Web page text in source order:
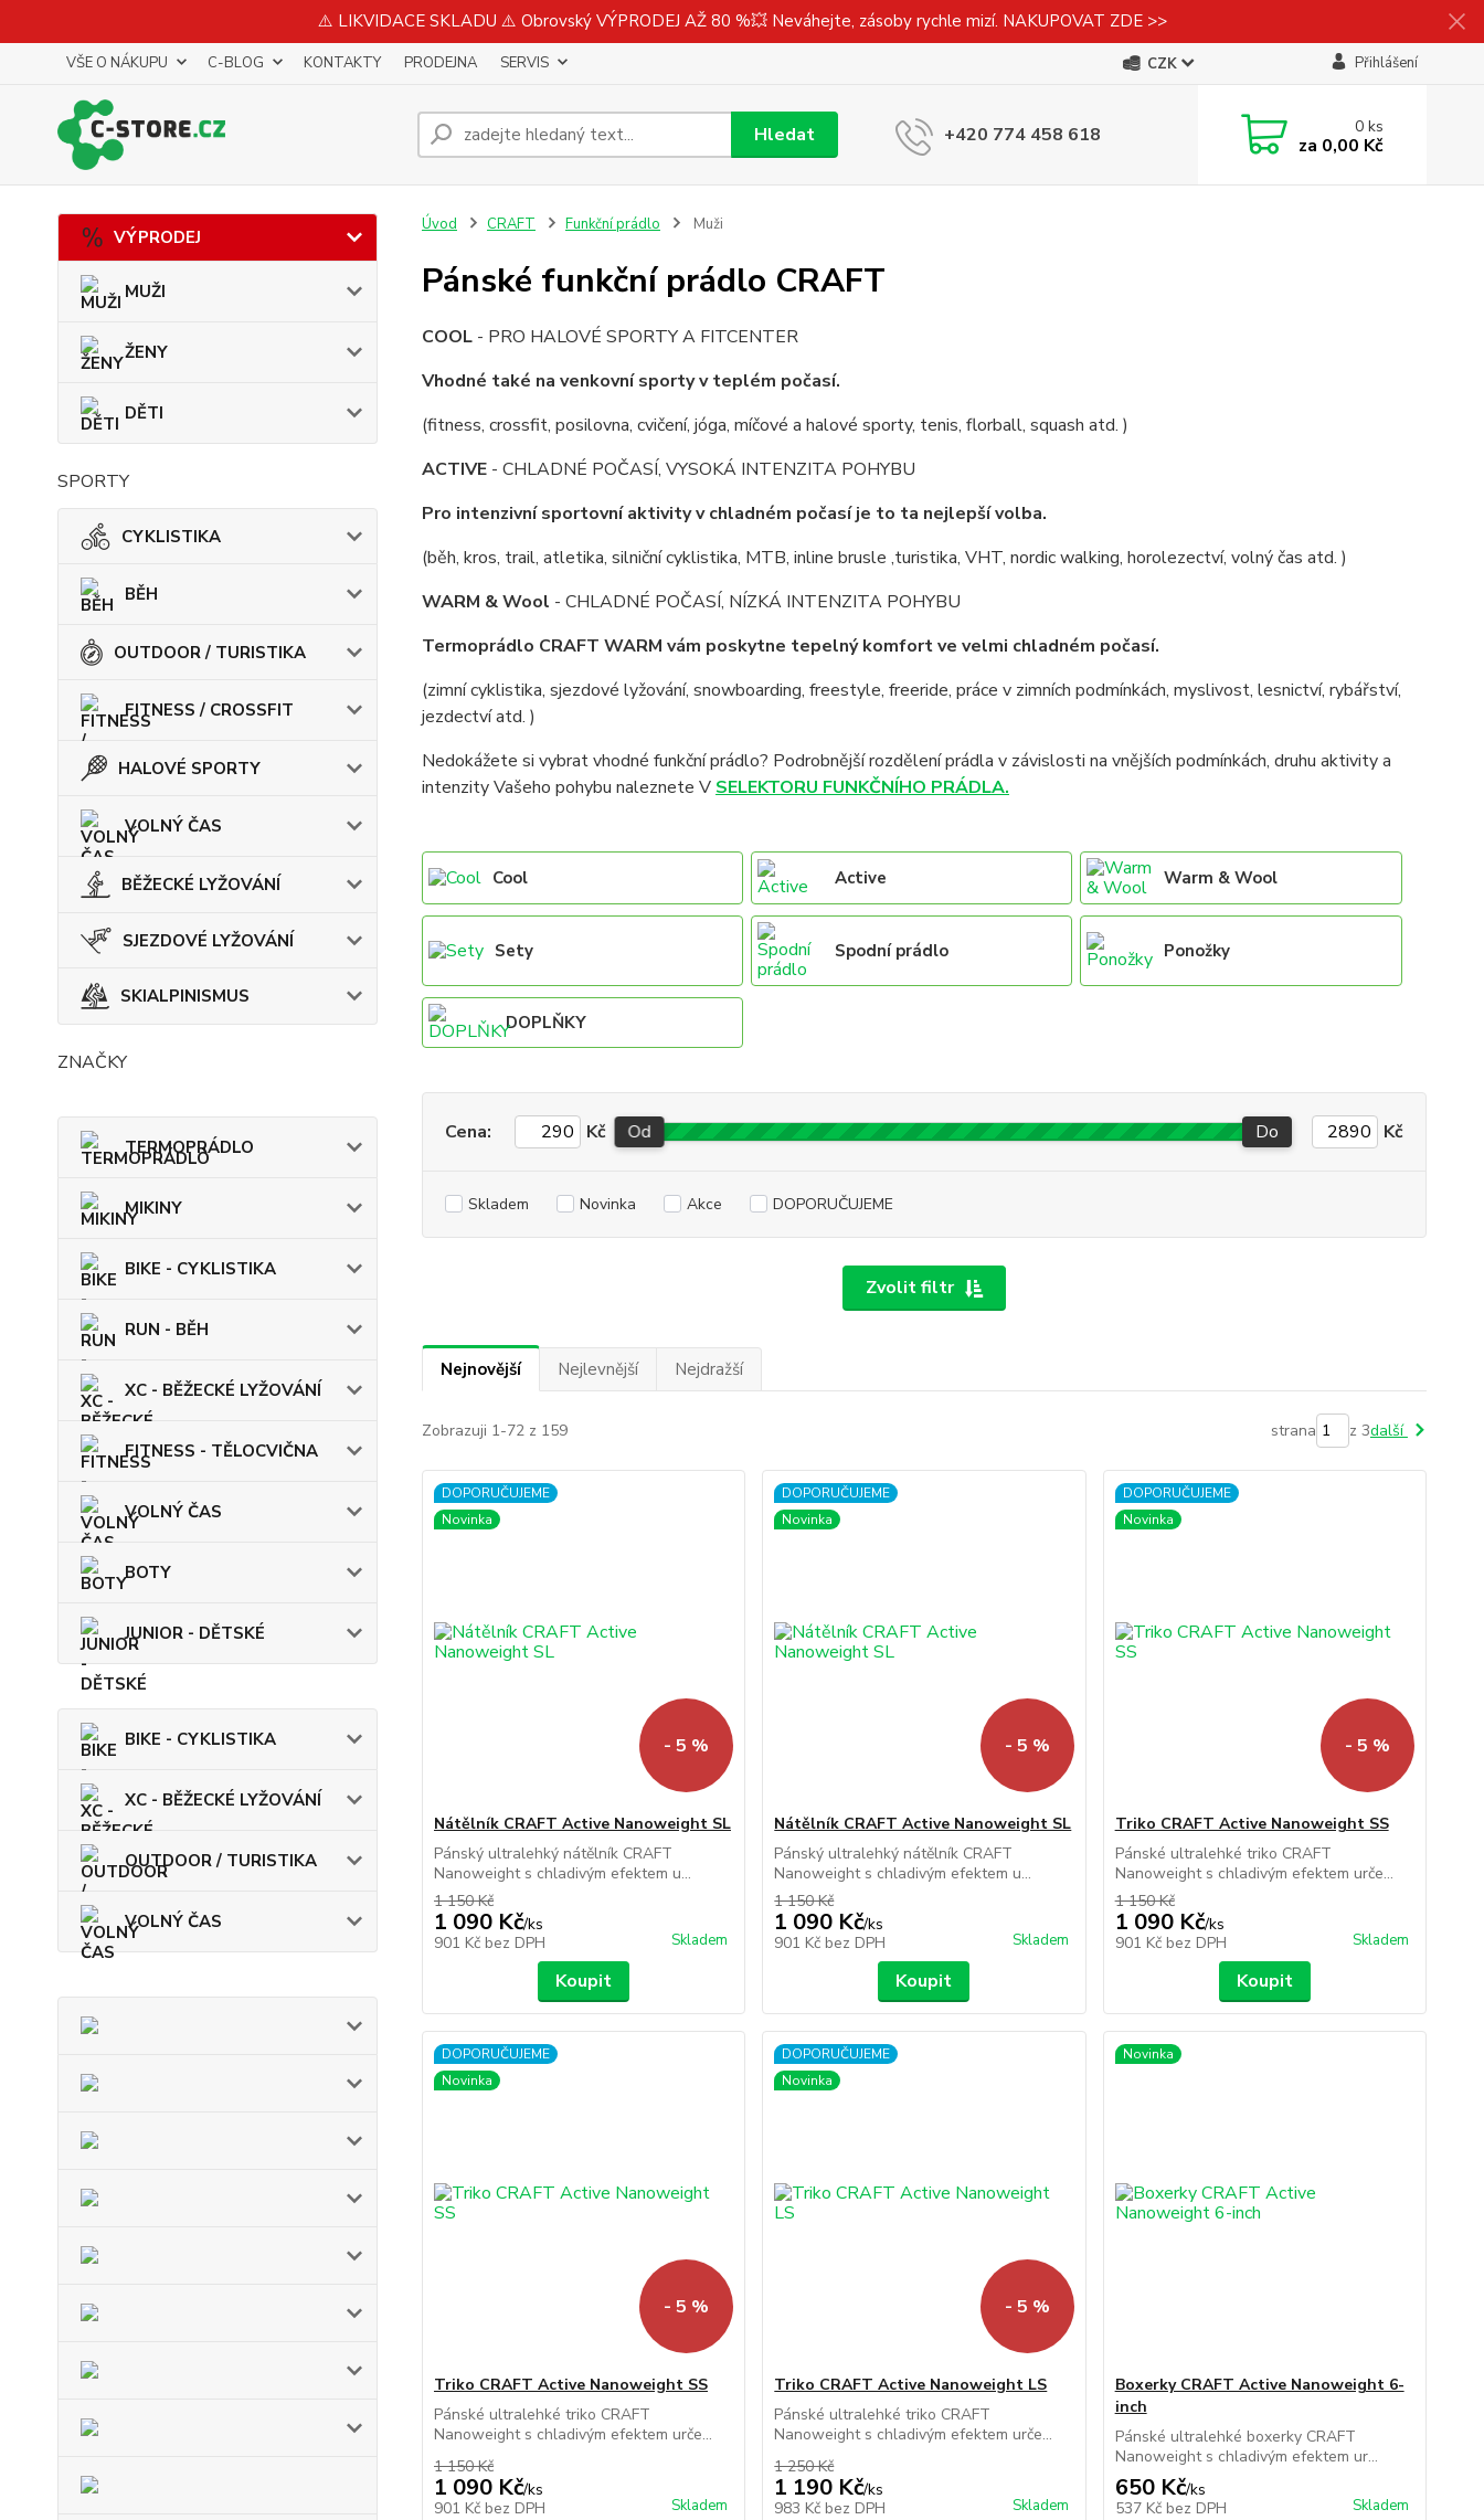
⚠️ LIKVIDACE SKLADU ⚠️ Obrovský VÝPRODEJ AŽ 80 %💥 Neváhejte, zásoby rychle mizí. NAKUPOVAT ZDE >>
VŠE O NÁKUPU C-BLOG KONTAKTY PRODEJNA SERVIS CZK Přihlášení
Hledat +420 774 458 618 0ks
za 0,00 Kč
VÝPRODEJ
MUŽI
ŽENY
DĚTI
SPORTY
CYKLISTIKA
BĚH
OUTDOOR / TURISTIKA
FITNESS / CROSSFIT
HALOVÉ SPORTY
VOLNÝ ČAS
BĚŽECKÉ LYŽOVÁNÍ
SJEZDOVÉ LYŽOVÁNÍ
SKIALPINISMUS
ZNAČKY
TERMOPRÁDLO
MIKINY
BIKE - CYKLISTIKA
RUN - BĚH
XC - BĚŽECKÉ LYŽOVÁNÍ
FITNESS - TĚLOCVIČNA
VOLNÝ ČAS
BOTY
JUNIOR - DĚTSKÉ
BIKE - CYKLISTIKA
XC - BĚŽECKÉ LYŽOVÁNÍ
OUTDOOR / TURISTIKA
VOLNÝ ČAS
Úvod CRAFT Funkční prádlo Muži
Pánské funkční prádlo CRAFT
COOL- PRO HALOVÉ SPORTY A FITCENTER
Vhodné také na venkovní sporty v teplém počasí.
(fitness, crossfit, posilovna, cvičení, jóga, míčové a halové sporty, tenis, florball, squash atd. )
ACTIVE- CHLADNÉ POČASÍ, VYSOKÁ INTENZITA POHYBU
Pro intenzivní sportovní aktivity v chladném počasí je to ta nejlepší volba.
(běh, kros, trail, atletika, silniční cyklistika, MTB, inline brusle ,turistika, VHT, nordic walking, horolezectví, volný čas atd. )
WARM & Wool - CHLADNÉ POČASÍ, NÍZKÁ INTENZITA POHYBU
Termoprádlo CRAFT WARM vám poskytne tepelný komfort ve velmi chladném počasí.
(zimní cyklistika, sjezdové lyžování, snowboarding, freestyle, freeride, práce v zimních podmínkách, myslivost, lesnictví, rybářství,
jezdectví atd. )
Nedokážete si vybrat vhodné funkční prádlo? Podrobnější rozdělení prádla v závislosti na vnějších podmínkách, druhu aktivity a
intenzity Vašeho pohybu naleznete V SELEKTORU FUNKČNÍHO PRÁDLA.
Cool Active Warm & Wool
Sety Spodní prádlo Ponožky
DOPLŇKY
Zvolit filtr
Cena: Kč Od Do Kč
Skladem Novinka Akce DOPORUČUJEME
Nejnovější Nejlevnější Nejdražší
Zobrazuji 1-72 z 159 strana z 3další
DOPORUČUJEME
Novinka
- 5 %
Nátělník CRAFT Active Nanoweight SL
Pánský ultralehký nátělník CRAFT
Nanoweight s chladivým efektem u...
1 150 Kč
1 090 Kč/ks
901 Kč bez DPH Skladem
Koupit
DOPORUČUJEME
Novinka
- 5 %
Nátělník CRAFT Active Nanoweight SL
Pánský ultralehký nátělník CRAFT
Nanoweight s chladivým efektem u...
1 150 Kč
1 090 Kč/ks
901 Kč bez DPH Skladem
Koupit
DOPORUČUJEME
Novinka
- 5 %
Triko CRAFT Active Nanoweight SS
Pánské ultralehké triko CRAFT
Nanoweight s chladivým efektem urče...
1 150 Kč
1 090 Kč/ks
901 Kč bez DPH Skladem
Koupit
DOPORUČUJEME
Novinka
- 5 %
Triko CRAFT Active Nanoweight SS
Pánské ultralehké triko CRAFT
Nanoweight s chladivým efektem urče...
1 150 Kč
1 090 Kč/ks
901 Kč bez DPH Skladem
DOPORUČUJEME
Novinka
- 5 %
Triko CRAFT Active Nanoweight LS
Pánské ultralehké triko CRAFT
Nanoweight s chladivým efektem urče...
1 250 Kč
1 190 Kč/ks
983 Kč bez DPH Skladem
Novinka
Boxerky CRAFT Active Nanoweight 6-
inch
Pánské ultralehké boxerky CRAFT
Nanoweight s chladivým efektem ur...
650 Kč/ks
537 Kč bez DPH Skladem